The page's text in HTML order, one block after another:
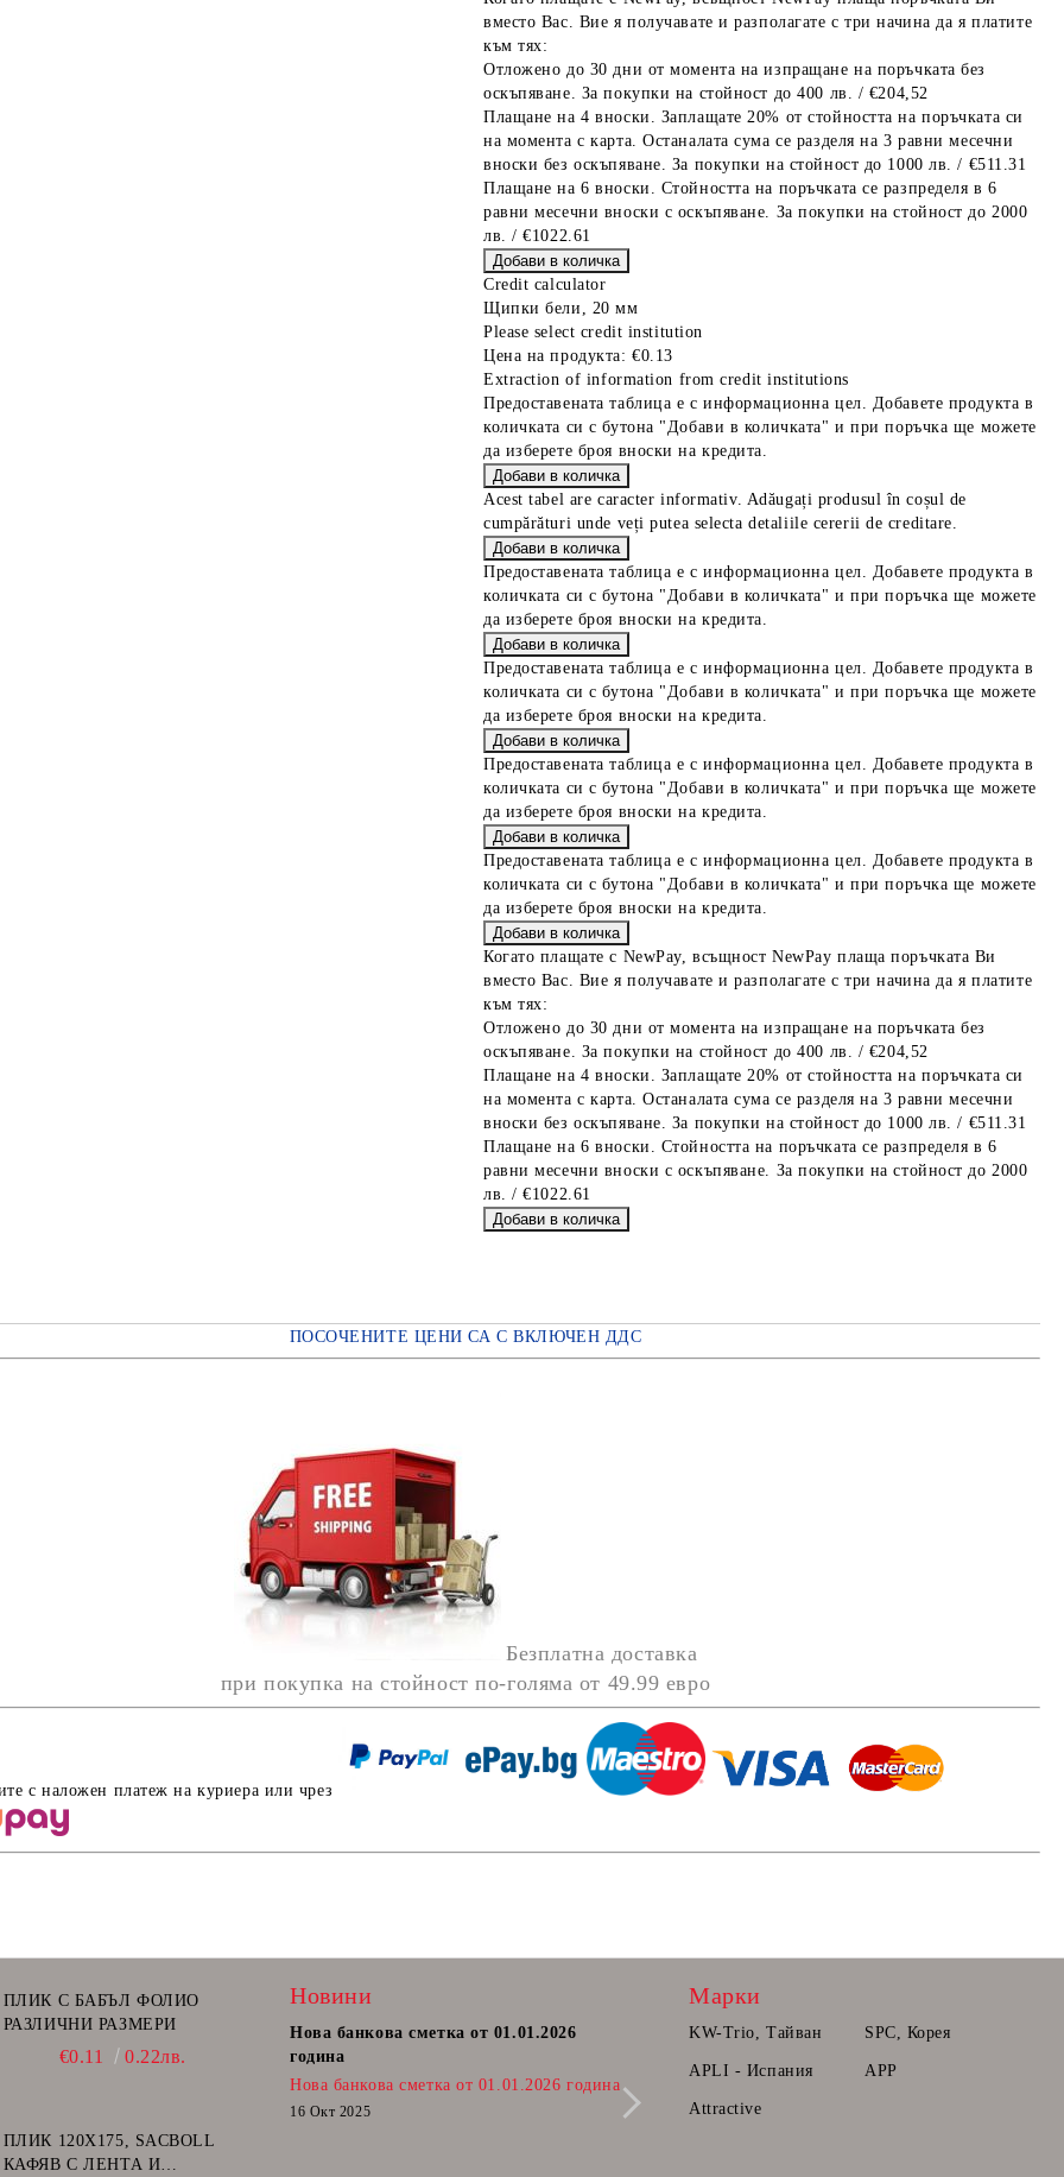
вместо Вас. Вие я получавате и разполагате с три начина да я платите
към тях:
Отложено до 30 дни от момента на изпращане на поръчката без
оскъпяване. За покупки на стойност до 400 лв. / €204,52
Плащане на 4 вноски. Заплащате 20% от стойността на поръчката си
на момента с карта. Останалата сума се разделя на 3 равни месечни
вноски без оскъпяване. За покупки на стойност до 1000 лв. / €511.31
Плащане на 6 вноски. Стойността на поръчката се разпределя в 6
равни месечни вноски с оскъпяване. За покупки на стойност до 2000
лв. / €1022.61
Credit calculator
Щипки бели, 20 мм
Please select credit institution
Цена на продукта: €0.13
Extraction of information from credit institutions
Предоставената таблица е с информационна цел. Добавете продукта в
количката си с бутона "Добави в количката" и при поръчка ще можете
да изберете броя вноски на кредита.
Acest tabel are caracter informativ. Adăugați produsul în coșul de
cumpărături unde veți putea selecta detaliile cererii de creditare.
Предоставената таблица е с информационна цел. Добавете продукта в
количката си с бутона "Добави в количката" и при поръчка ще можете
да изберете броя вноски на кредита.
Предоставената таблица е с информационна цел. Добавете продукта в
количката си с бутона "Добави в количката" и при поръчка ще можете
да изберете броя вноски на кредита.
Предоставената таблица е с информационна цел. Добавете продукта в
количката си с бутона "Добави в количката" и при поръчка ще можете
да изберете броя вноски на кредита.
Предоставената таблица е с информационна цел. Добавете продукта в
количката си с бутона "Добави в количката" и при поръчка ще можете
да изберете броя вноски на кредита.
Когато плащате с NewPay, всъщност NewPay плаща поръчката Ви
вместо Вас. Вие я получавате и разполагате с три начина да я платите
към тях:
Отложено до 30 дни от момента на изпращане на поръчката без
оскъпяване. За покупки на стойност до 400 лв. / €204,52
Плащане на 4 вноски. Заплащате 20% от стойността на поръчката си
на момента с карта. Останалата сума се разделя на 3 равни месечни
вноски без оскъпяване. За покупки на стойност до 1000 лв. / €511.31
Плащане на 6 вноски. Стойността на поръчката се разпределя в 6
равни месечни вноски с оскъпяване. За покупки на стойност до 2000
лв. / €1022.61
ПОСОЧЕНИТЕ ЦЕНИ СА С ВКЛЮЧЕН ДДС
Безплатна доставка
при покупка на стойност по-голяма от 49.99 евро
с наложен платеж на куриера или чрез
ПЛИК С БАБЪЛ ФОЛИО
РАЗЛИЧНИ РАЗМЕРИ
€0.11 0.22лв.
ПЛИК 120Х175, SACBOLL
КАФЯВ С ЛЕНТА И
Новини
Нова банкова сметка от 01.01.2026
година
Нова банкова сметка от 01.01.2026 година
16 Окт 2025
Постоянна количка.
Радваме се да Ви съобщим, че вече може
които ще може да поръчате в бъдещ
Марки
KW-Trio, Тайван SPC, Корея
APLI - Испания APP
Attractive